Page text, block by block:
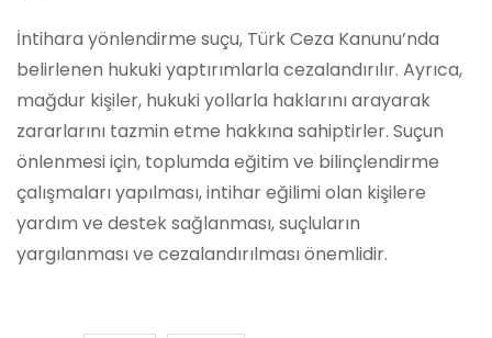
İntihara yönlendirme suçu, Türk Ceza Kanunu’nda
belirlenen hukuki yaptırımlarla cezalandırılır. Ayrıca,
mağdur kişiler, hukuki yollarla haklarını arayarak
zararlarını tazmin etme hakkına sahiptirler. Suçun
önlenmesi için, toplumda eğitim ve bilinçlendirme
çalışmaları yapılması, intihar eğilimi olan kişilere
yardım ve destek sağlanması, suçluların
yargılanması ve cezalandırılması önemlidir.